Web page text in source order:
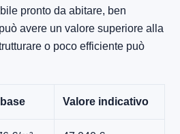
pronto da abitare, ben
avere un valore superiore alla
o poco efficiente può
Valore indicativo